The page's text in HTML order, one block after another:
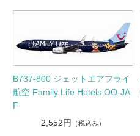
B737-800 ジェットエアフライ
航空 Family Life Hotels OO-JA
F
2,552円
（税込み）